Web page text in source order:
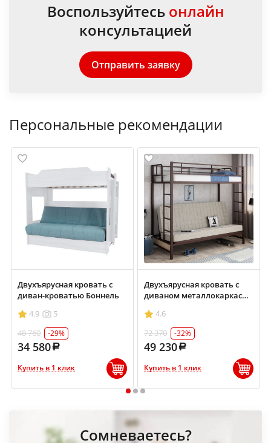
Воспользуйтесь онлайн
консультацией
Отправить заявку
Персональные рекомендации
Двухъярусная кровать с
диван-кроватью Боннель
4.9
5
48 760
-29%
34 580
Купить в 1 клик
Двухъярусная кровать с
диваном металлокаркас
4.6
72 370
-32%
49 230
Купить в 1 клик
1 2 3
Сомневаетесь?